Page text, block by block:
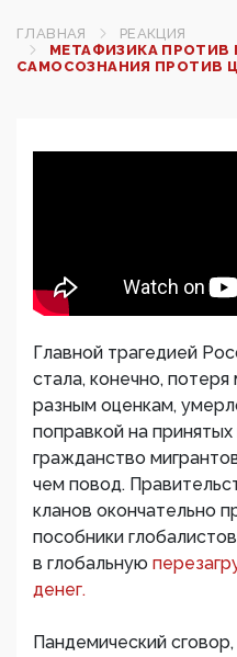
ГЛАВНАЯ
РЕАКЦИЯ
МЕТАФИЗИКА ПРОТИВ
САМОСОЗНАНИЯ ПРОТИВ
Главной трагедией
стала, конечно,
разным оценкам,
поправкой на
гражданство
чем повод.
кланов окончательно
пособники
в глобальную
денег.
Пандемический